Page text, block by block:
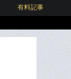
有料記事